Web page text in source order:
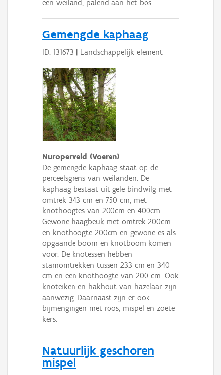
een weiland, palend aan het bos.
Gemengde kaphaag
ID: 131673 Landschappelijk element
Nuroperveld (Voeren)
De gemengde kaphaag staat op de
perceelsgrens van weilanden. De
kaphaag bestaat uit gele bindwilg met
omtrek 343 cm en 750 cm, met
knothoogtes van 200cm en 400cm.
Gewone haagbeuk met omtrek 200cm
en knothoogte 200cm en gewone es als
opgaande boom en knotboom komen
voor. De knotessen hebben
stamomtrekken tussen 233 cm en 340
cm en een knothoogte van 200 cm. Ook
knoteiken en hakhout van hazelaar zijn
aanwezig. Daarnaast zijn er ook
bijmengingen met roos, mispel en zoete
kers.
Natuurlijk geschoren
mispel